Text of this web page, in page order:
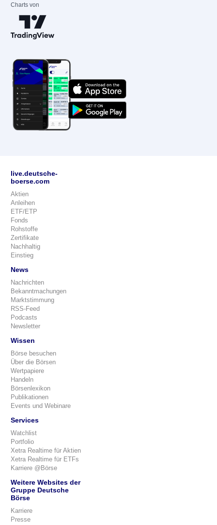
Charts von
live.deutsche-
boerse.com
Aktien
Anleihen
ETF/ETP
Fonds
Rohstoffe
Zertifikate
Nachhaltig
Einstieg
News
Nachrichten
Bekanntmachungen
Marktstimmung
RSS-Feed
Podcasts
Newsletter
Wissen
Börse besuchen
Über die Börsen
Wertpapiere
Handeln
Börsenlexikon
Publikationen
Events und Webinare
Services
Watchlist
Portfolio
Xetra Realtime für Aktien
Xetra Realtime für ETFs
Karriere @Börse
Weitere Websites der
Gruppe Deutsche
Börse
Karriere
Presse